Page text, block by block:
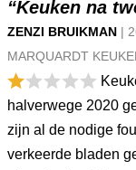
“Keuken na
ZENZI BRUIKMAN |
MARQUARDT
halverwege 2020
zijn al de nodige
verkeerde bladen